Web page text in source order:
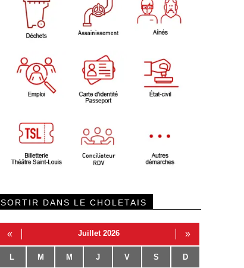
SORTIR DANS LE CHOLETAIS
« Juillet 2026 »
L M M J V S D